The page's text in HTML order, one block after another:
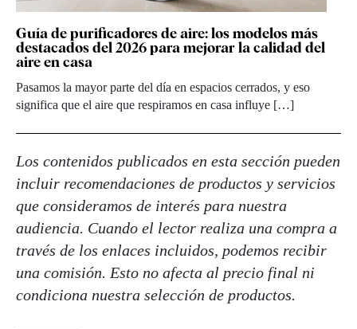
Guía de purificadores de aire: los modelos más
destacados del 2026 para mejorar la calidad del
aire en casa
Pasamos la mayor parte del día en espacios cerrados, y eso
significa que el aire que respiramos en casa influye […]
Los contenidos publicados en esta sección pueden
incluir recomendaciones de productos y servicios
que consideramos de interés para nuestra
audiencia. Cuando el lector realiza una compra a
través de los enlaces incluidos, podemos recibir
una comisión. Esto no afecta al precio final ni
condiciona nuestra selección de productos.